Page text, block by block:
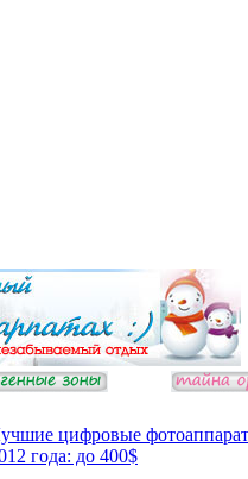
цифровые
года: до 400$